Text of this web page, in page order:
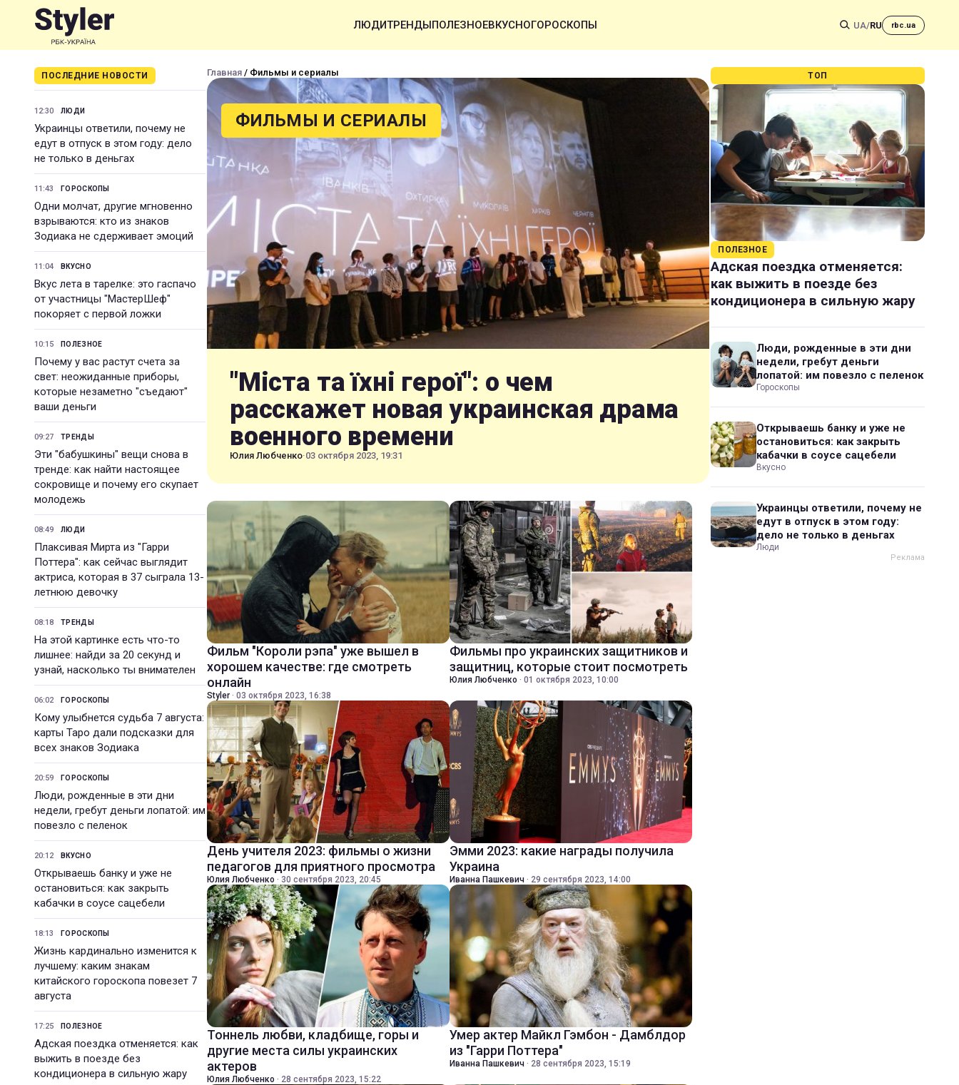
ЛЮДИТРЕНДЫПОЛЕЗНОЕВКУСНОГОРОСКОПЫ UA/RU rbc.ua
ПОСЛЕДНИЕ НОВОСТИ
12:30 ЛЮДИ
Украинцы ответили, почему не
едут в отпуск в этом году: дело
не только в деньгах
11:43 ГОРОСКОПЫ
Одни молчат, другие мгновенно
взрываются: кто из знаков
Зодиака не сдерживает эмоций
11:04 ВКУСНО
Вкус лета в тарелке: это гаспачо
от участницы "МастерШеф"
покоряет с первой ложки
10:15 ПОЛЕЗНОЕ
Почему у вас растут счета за
свет: неожиданные приборы,
которые незаметно "съедают"
ваши деньги
09:27 ТРЕНДЫ
Эти "бабушкины" вещи снова в
тренде: как найти настоящее
сокровище и почему его скупает
молодежь
08:49 ЛЮДИ
Плаксивая Мирта из "Гарри
Поттера": как сейчас выглядит
актриса, которая в 37 сыграла 13-
летнюю девочку
08:18 ТРЕНДЫ
На этой картинке есть что-то
лишнее: найди за 20 секунд и
узнай, насколько ты внимателен
06:02 ГОРОСКОПЫ
Кому улыбнется судьба 7 августа:
карты Таро дали подсказки для
всех знаков Зодиака
20:59 ГОРОСКОПЫ
Люди, рожденные в эти дни
недели, гребут деньги лопатой: им
повезло с пеленок
20:12 ВКУСНО
Открываешь банку и уже не
остановиться: как закрыть
кабачки в соусе сацебели
18:13 ГОРОСКОПЫ
Жизнь кардинально изменится к
лучшему: каким знакам
китайского гороскопа повезет 7
августа
17:25 ПОЛЕЗНОЕ
Адская поездка отменяется: как
выжить в поезде без
кондиционера в сильную жару
Главная / Фильмы и сериалы
ФИЛЬМЫ И СЕРИАЛЫ
"Міста та їхні герої": о чем
расскажет новая украинская драма
военного времени
Юлия Любченко·03 октября 2023, 19:31
Фильм "Короли рэпа" уже вышел в
хорошем качестве: где смотреть
онлайн
Styler · 03 октября 2023, 16:38
Фильмы про украинских защитников и
защитниц, которые стоит посмотреть
Юлия Любченко · 01 октября 2023, 10:00
День учителя 2023: фильмы о жизни
педагогов для приятного просмотра
Юлия Любченко · 30 сентября 2023, 20:45
Эмми 2023: какие награды получила
Украина
Иванна Пашкевич · 29 сентября 2023, 14:00
Тоннель любви, кладбище, горы и
другие места силы украинских
актеров
Юлия Любченко · 28 сентября 2023, 15:22
Умер актер Майкл Гэмбон - Дамблдор
из "Гарри Поттера"
Иванна Пашкевич · 28 сентября 2023, 15:19
ТОП
ПОЛЕЗНОЕ
Адская поездка отменяется:
как выжить в поезде без
кондиционера в сильную жару
Люди, рожденные в эти дни
недели, гребут деньги
лопатой: им повезло с пеленок
Гороскопы
Открываешь банку и уже не
остановиться: как закрыть
кабачки в соусе сацебели
Вкусно
Украинцы ответили, почему не
едут в отпуск в этом году:
дело не только в деньгах
Люди